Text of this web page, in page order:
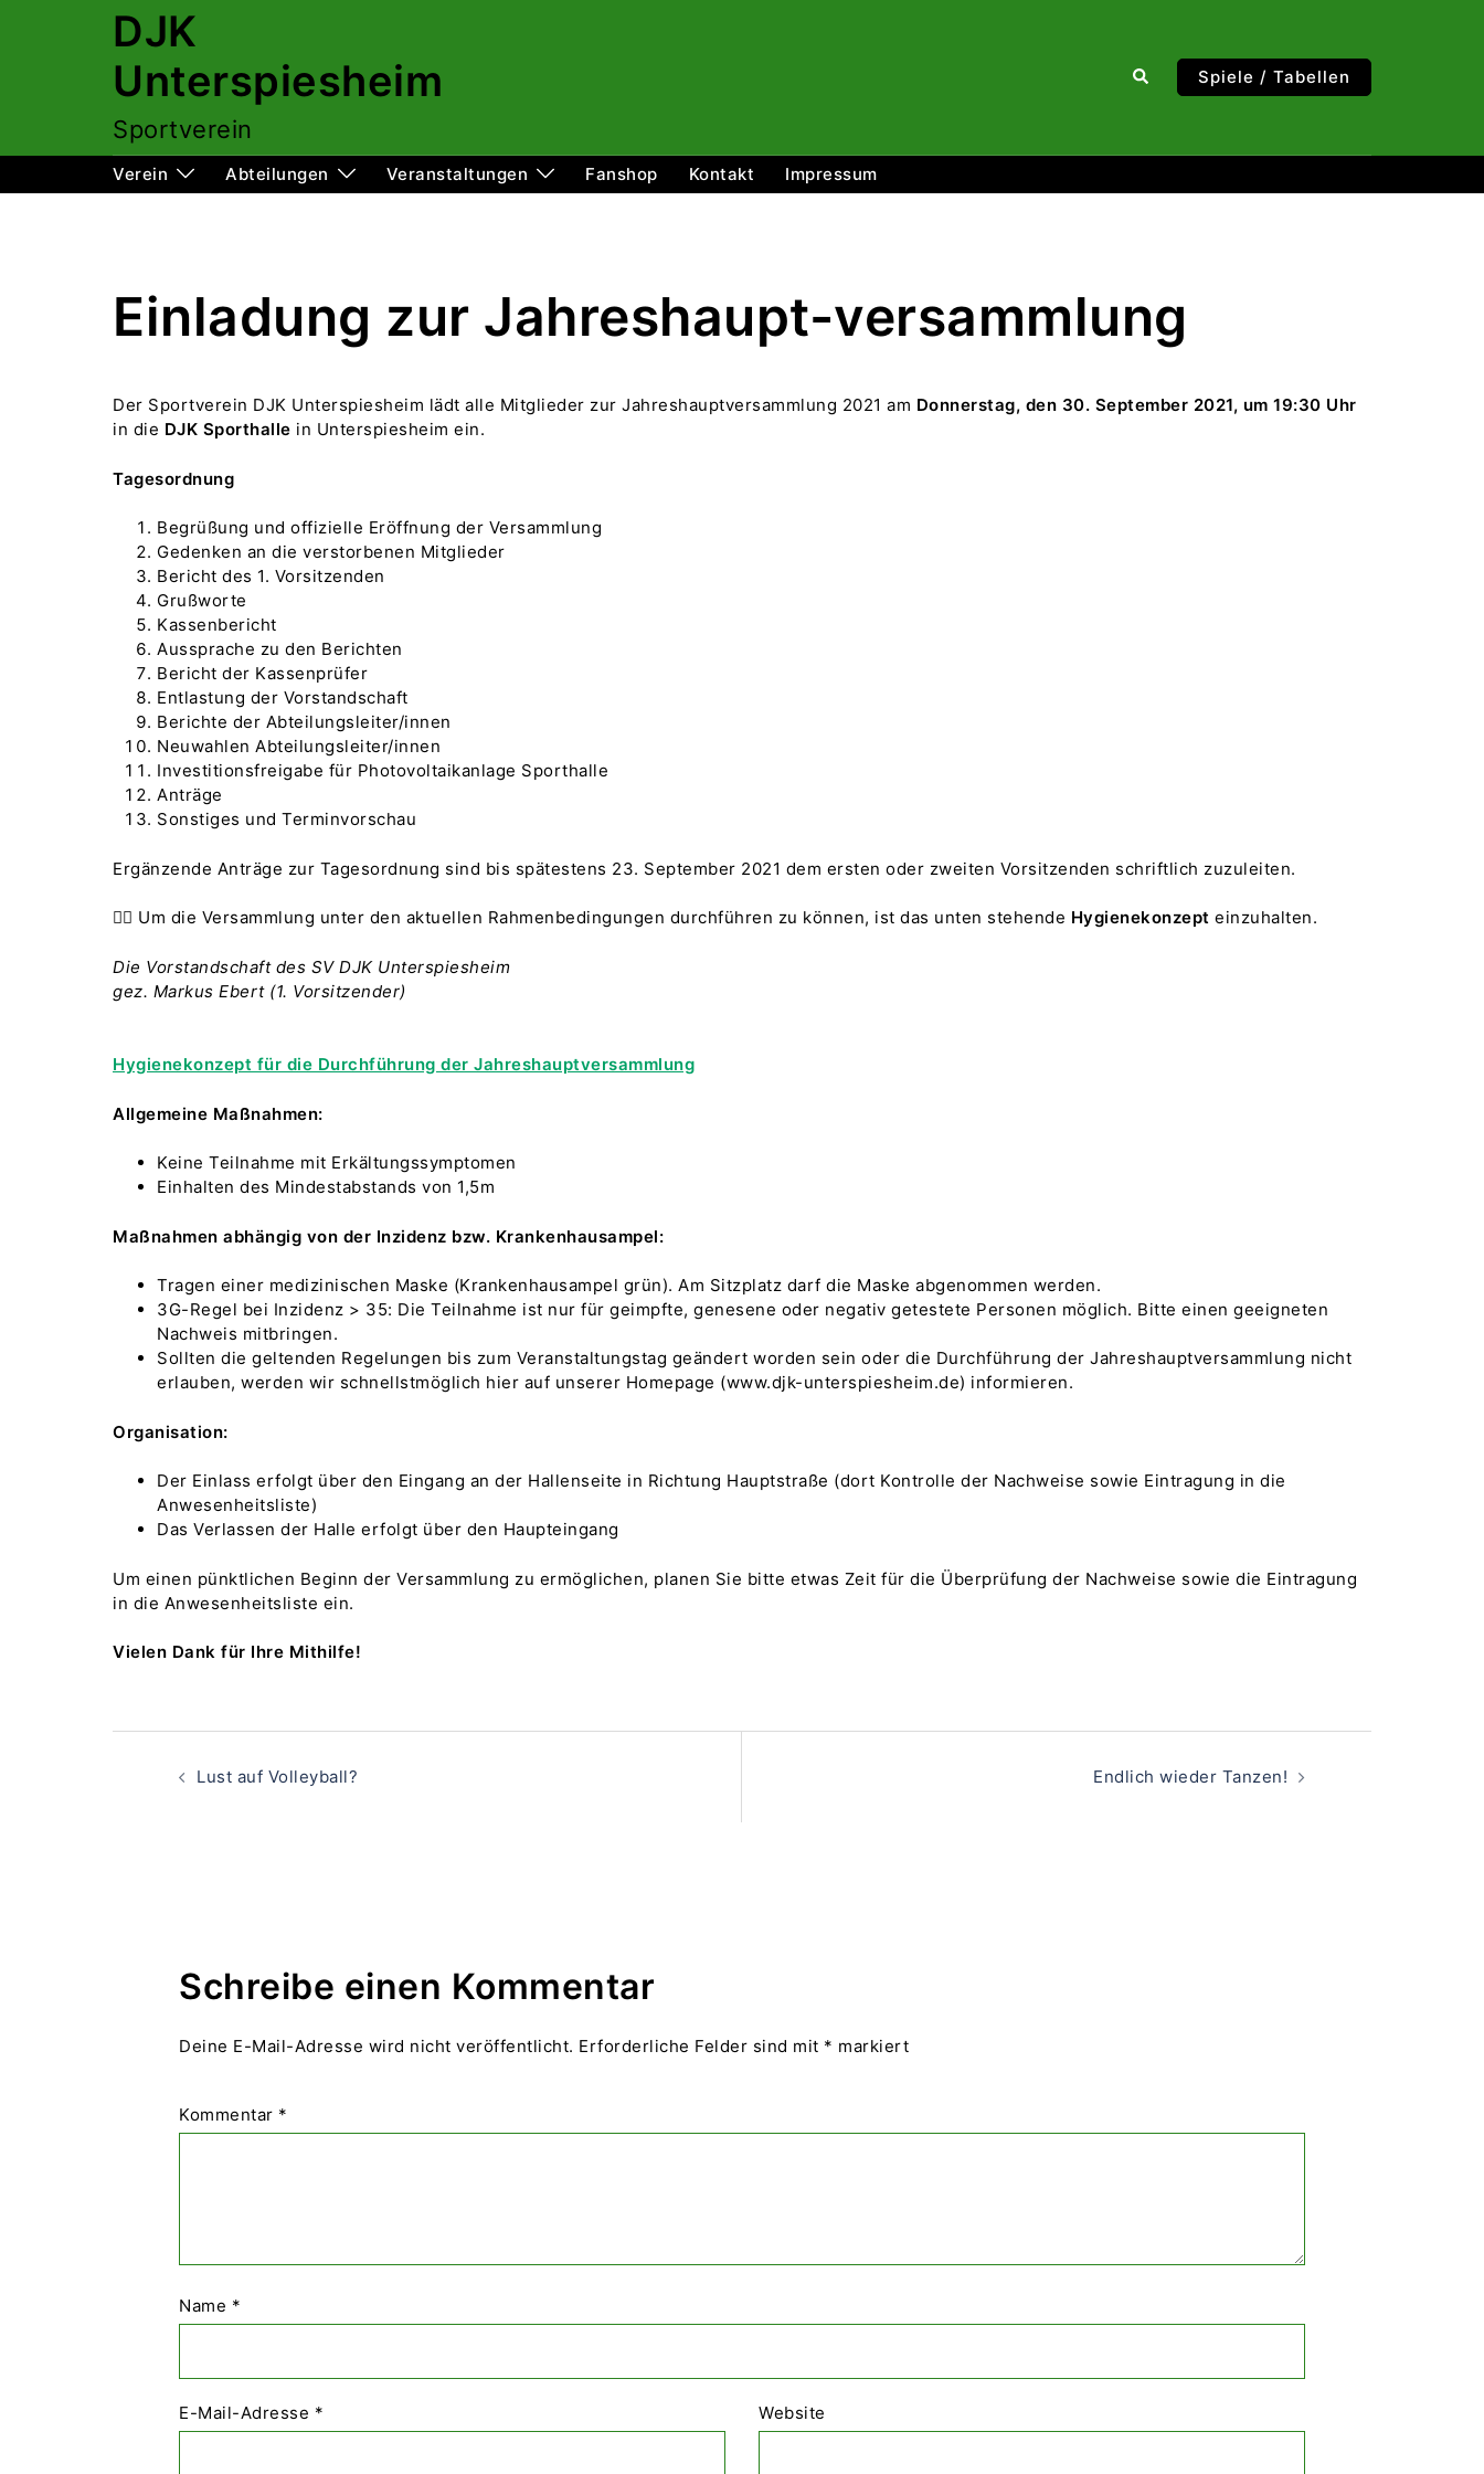
DJK
Unterspiesheim
Sportverein
Suche Spiele / Tabellen
Verein Abteilungen Veranstaltungen Fanshop Kontakt Impressum
Einladung zur Jahreshaupt-versammlung
Der Sportverein DJK Unterspiesheim lädt alle Mitglieder zur Jahreshauptversammlung 2021 am Donnerstag, den 30. September 2021, um 19:30 Uhr
in die DJK Sporthalle in Unterspiesheim ein.
Tagesordnung
Begrüßung und offizielle Eröffnung der Versammlung
Gedenken an die verstorbenen Mitglieder
Bericht des 1. Vorsitzenden
Grußworte
Kassenbericht
Aussprache zu den Berichten
Bericht der Kassenprüfer
Entlastung der Vorstandschaft
Berichte der Abteilungsleiter/innen
Neuwahlen Abteilungsleiter/innen
Investitionsfreigabe für Photovoltaikanlage Sporthalle
Anträge
Sonstiges und Terminvorschau
Ergänzende Anträge zur Tagesordnung sind bis spätestens 23. September 2021 dem ersten oder zweiten Vorsitzenden schriftlich zuzuleiten.
👉🏻 Um die Versammlung unter den aktuellen Rahmenbedingungen durchführen zu können, ist das unten stehende Hygienekonzept einzuhalten.
Die Vorstandschaft des SV DJK Unterspiesheim
gez. Markus Ebert (1. Vorsitzender)
Hygienekonzept für die Durchführung der Jahreshauptversammlung
Allgemeine Maßnahmen:
Keine Teilnahme mit Erkältungssymptomen
Einhalten des Mindestabstands von 1,5m
Maßnahmen abhängig von der Inzidenz bzw. Krankenhausampel:
Tragen einer medizinischen Maske (Krankenhausampel grün). Am Sitzplatz darf die Maske abgenommen werden.
3G-Regel bei Inzidenz > 35: Die Teilnahme ist nur für geimpfte, genesene oder negativ getestete Personen möglich. Bitte einen geeigneten
Nachweis mitbringen.
Sollten die geltenden Regelungen bis zum Veranstaltungstag geändert worden sein oder die Durchführung der Jahreshauptversammlung nicht
erlauben, werden wir schnellstmöglich hier auf unserer Homepage (www.djk-unterspiesheim.de) informieren.
Organisation:
Der Einlass erfolgt über den Eingang an der Hallenseite in Richtung Hauptstraße (dort Kontrolle der Nachweise sowie Eintragung in die
Anwesenheitsliste)
Das Verlassen der Halle erfolgt über den Haupteingang
Um einen pünktlichen Beginn der Versammlung zu ermöglichen, planen Sie bitte etwas Zeit für die Überprüfung der Nachweise sowie die Eintragung
in die Anwesenheitsliste ein.
Vielen Dank für Ihre Mithilfe!
Beitragsnavigation
Lust auf Volleyball? Endlich wieder Tanzen!
Schreibe einen Kommentar
Deine E-Mail-Adresse wird nicht veröffentlicht. Erforderliche Felder sind mit * markiert
Kommentar *
Name *
E-Mail-Adresse * Website